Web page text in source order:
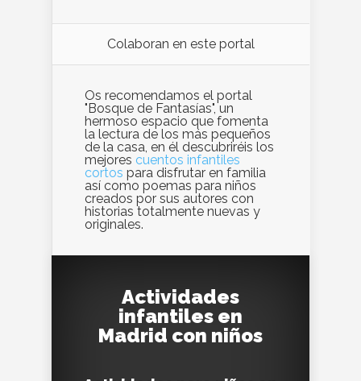
Colaboran en este portal
Os recomendamos el portal
"Bosque de Fantasías", un
hermoso espacio que fomenta
la lectura de los más pequeños
de la casa, en él descubriréis los
mejores cuentos infantiles
cortos para disfrutar en familia
así como poemas para niños
creados por sus autores con
historias totalmente nuevas y
originales.
Actividades
infantiles en
Madrid con niños